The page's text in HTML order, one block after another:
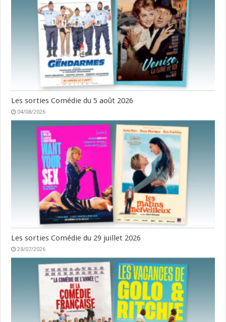
Les sorties Comédie du 5 août 2026
04/08/2026
Les sorties Comédie du 29 juillet 2026
28/07/2026